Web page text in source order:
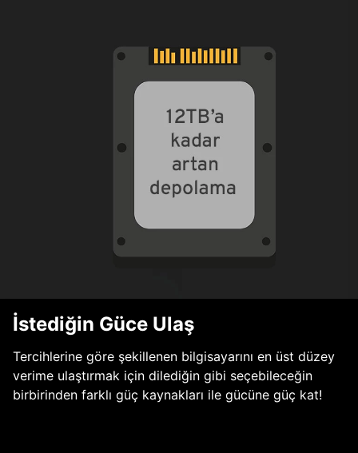
İstediğin Güce Ulaş
Tercihlerine göre şekillenen bilgisayarını en üst düzey
verime ulaştırmak için dilediğin gibi seçebileceğin
birbirinden farklı güç kaynakları ile gücüne güç kat!